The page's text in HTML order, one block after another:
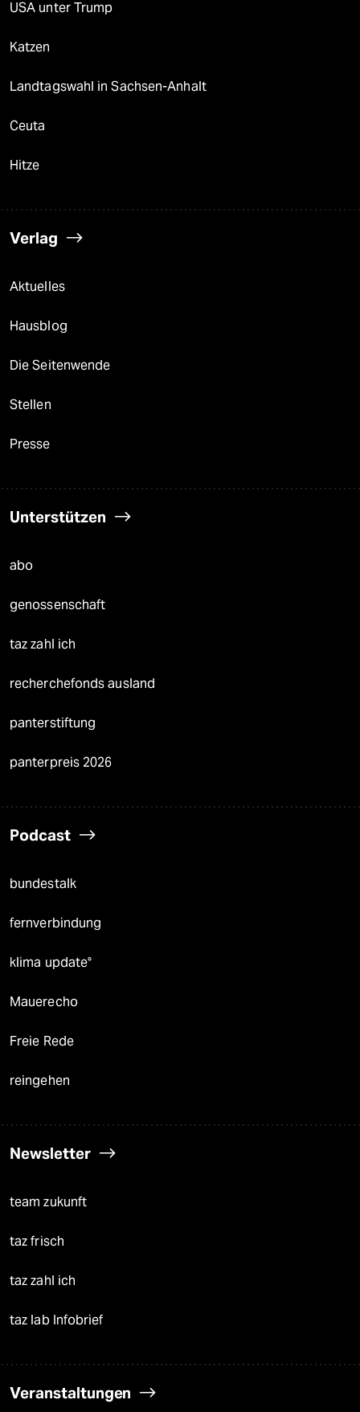
USA unter Trump
Katzen
Landtagswahl in Sachsen-Anhalt
Ceuta
Hitze
Verlag
Aktuelles
Hausblog
Die Seitenwende
Stellen
Presse
Unterstützen
abo
genossenschaft
taz zahl ich
recherchefonds ausland
panterstiftung
panterpreis 2026
Podcast
bundestalk
fernverbindung
klima update°
Mauerecho
Freie Rede
reingehen
Newsletter
team zukunft
taz frisch
taz zahl ich
taz lab Infobrief
Veranstaltungen